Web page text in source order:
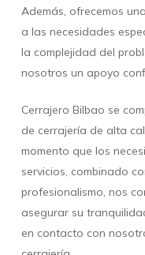
Además, ofrecemos
a las necesidades
la complejidad del
nosotros un apoyo
Cerrajero Bilbao se
de cerrajería de alta
momento que los
servicios, combinado
profesionalismo, nos
asegurar su
en contacto con